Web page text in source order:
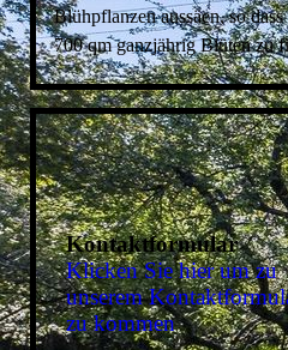
Blühpflanzen aussäen, so
700 qm ganzjährig Blüten zu
Kontaktformular
Klicken Sie hier um zu
unserem
zu kommen